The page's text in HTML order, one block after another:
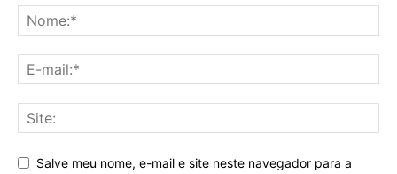
Salve meu nome, e-mail e site neste navegador para a